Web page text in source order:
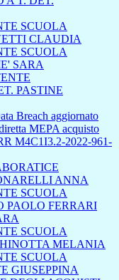
SCUOLA
CLAUDIA
SCUOLA
SARA
PASTINE
Breach aggiornato
MEPA acquisto
M4C1I3.2-2022-961-
ANNA
SCUOLA
PAOLO FERRARI
SCUOLA
MELANIA
SCUOLA
GIUSEPPINA